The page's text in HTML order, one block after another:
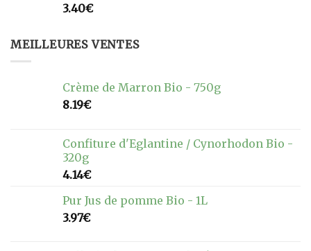
3.40€
MEILLEURES VENTES
Crème de Marron Bio - 750g
8.19€
Confiture d'Eglantine / Cynorhodon Bio -
320g
4.14€
Pur Jus de pomme Bio - 1L
3.97€